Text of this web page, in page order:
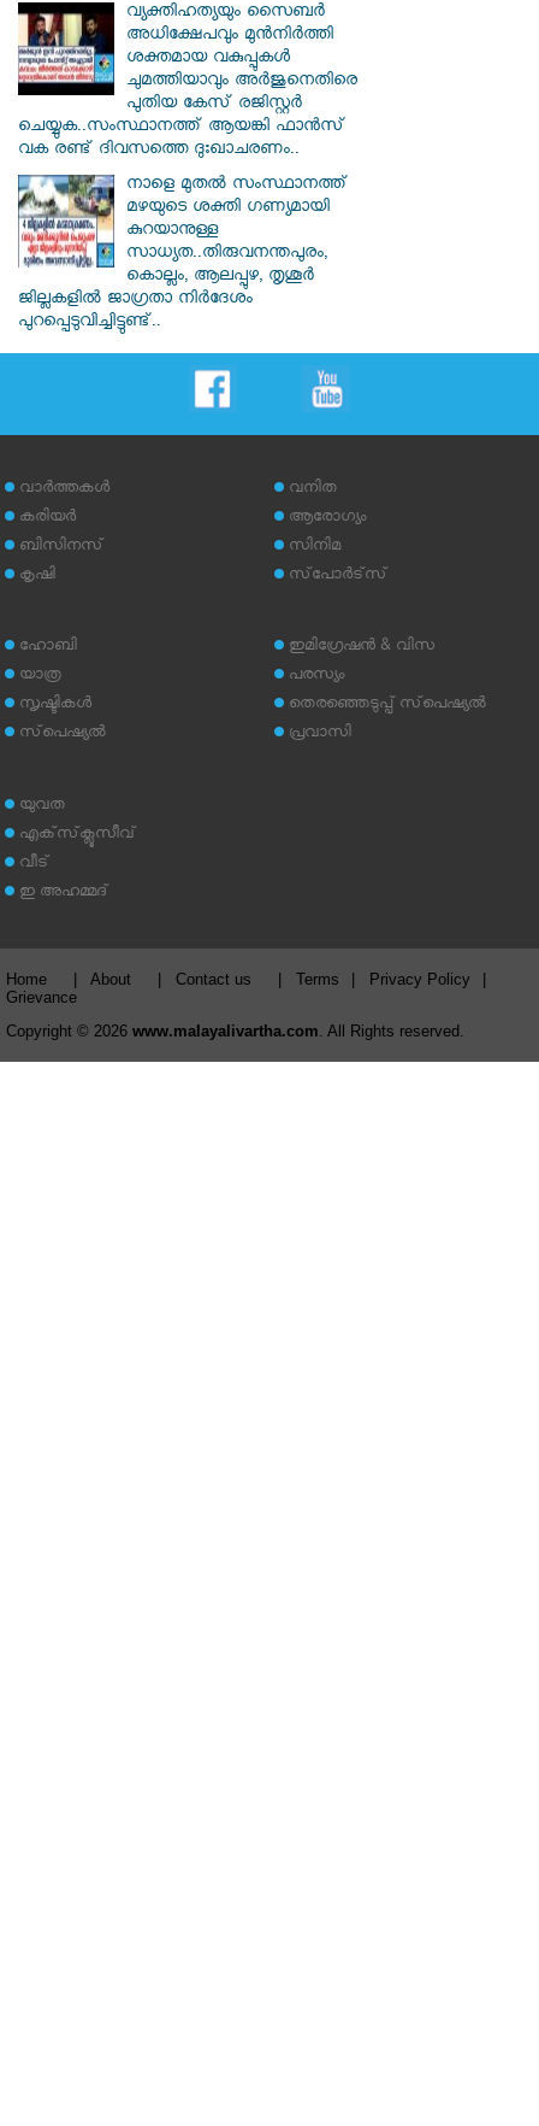
വ്യക്തിഹത്യയും സൈബര്‍
അധിക്ഷേപവും മുന്‍നിര്‍ത്തി
ശക്തമായ വകുപ്പുകള്‍
ചുമത്തിയാവും അർജുനെതിരെ
പുതിയ കേസ് രജിസ്റ്റര്‍
ചെയ്യുക..സംസ്ഥാനത്ത് ആയങ്കി ഫാൻസ്
വക രണ്ട് ദിവസത്തെ ദുഃഖാചരണം..
നാളെ മുതൽ സംസ്ഥാനത്ത്
മഴയുടെ ശക്തി ഗണ്യമായി
കുറയാനുള്ള
സാധ്യത..തിരുവനന്തപുരം,
കൊല്ലം, ആലപ്പുഴ, തൃശൂർ
ജില്ലകളിൽ ജാഗ്രതാ നിർദേശം
പുറപ്പെടുവിച്ചിട്ടുണ്ട്..
വാര്‍ത്തകള്‍
കരിയര്‍
ബിസിനസ്
കൃഷി
വനിത
ആരോഗ്യം
സിനിമ
സ്‌പോര്‍ട്‌സ്
ഹോബി
യാത്ര
സൃഷ്ടികള്‍
സ്‌പെഷ്യല്‍
ഇമിഗ്രേഷന്‍ & വിസ
പരസ്യം
തെരഞ്ഞെടുപ്പ് സ്‌പെഷ്യല്‍
പ്രവാസി
യുവത
എക്‌സ്‌ക്ലൂസീവ്
വീട്
ഇ അഹമ്മദ്‌
Home About Contact us Terms Privacy Policy
Grievance
Copyright © 2026 www.malayalivartha.com . All Rights reserved.